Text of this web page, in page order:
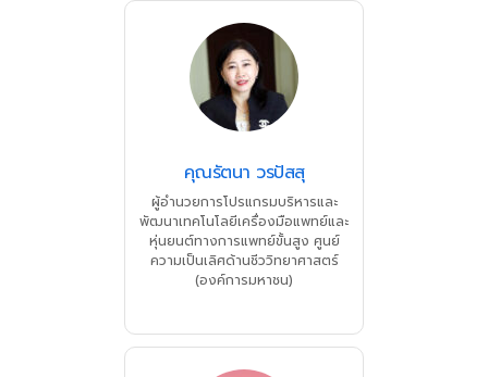
คุณรัตนา วรปัสสุ
ผู้อำนวยการโปรแกรมบริหารและ
พัฒนาเทคโนโลยีเครื่องมือแพทย์และ
หุ่นยนต์ทางการแพทย์ขั้นสูง ศูนย์
ความเป็นเลิศด้านชีววิทยาศาสตร์
(องค์การมหาชน)